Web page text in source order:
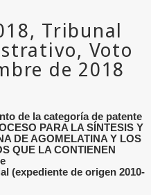
de la categoría de patente
PARA LA SÍNTESIS Y
DE AGOMELATINA Y LOS
QUE LA CONTIENEN
(expediente de origen 2010-